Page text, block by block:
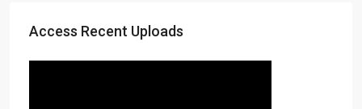
Access Recent Uploads